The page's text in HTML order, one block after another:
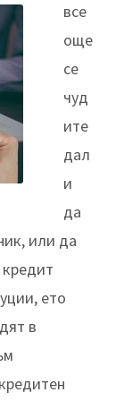
все
още
се
чуд
ите
дал
и
да
или да
ето
в